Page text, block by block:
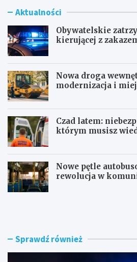
Aktualności
Obywatelskie
kierującej z
Nowa droga
modernizacja i
Czad latem:
którym musisz
Nowe pętle
rewolucja w
O
t
N
r Sprawdź również